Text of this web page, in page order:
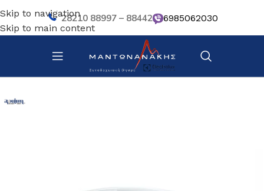
Skip to navigation
Skip to main content
28210 88997 – 88442 6985062030
Αρχική σελίδα/ Επιτραπέζια Είδη/ Πιάτα